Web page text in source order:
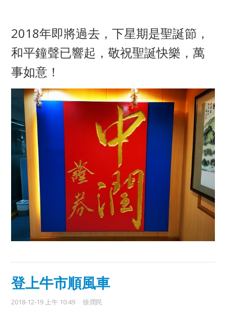
2018年即將過去，下星期是聖誕節，
和平鐘聲已響起，敬祝聖誕快樂，萬
事如意！
登上牛市順風車
2018-12-19 上午 10:49 徐潤民